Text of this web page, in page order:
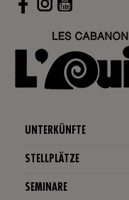
Instagram
UNTERKÜNFTE
STELLPLÄTZE
SEMINARE